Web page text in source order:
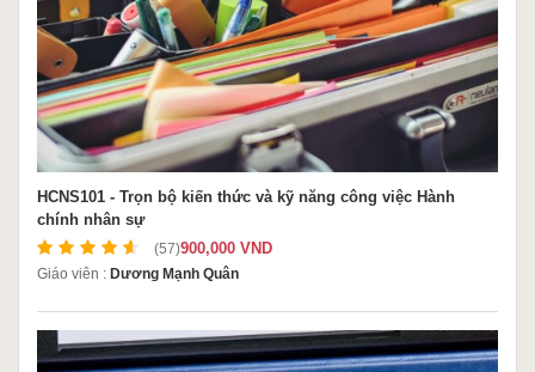
HCNS101 - Trọn bộ kiến thức và kỹ năng công việc Hành
chính nhân sự
(57)900,000 VND
Giáo viên : Dương Mạnh Quân